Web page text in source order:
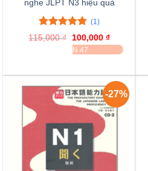
nghe JLPT N3 hiệu quả
5.00trên 5
1
đánh giá
(1)
115,000₫ Giá
gốc
là:
100,000 ₫Giá
hiện
tại
ĐÃ BÁN 47
-27%